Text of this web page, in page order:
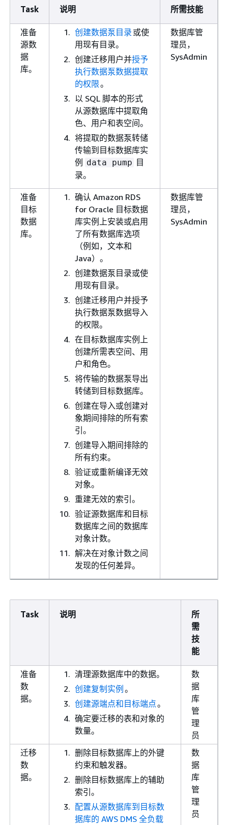
Task 说明 所需技能
准备
源数
据
库。
创建数据泵目录 或使
用现有目录。
创建迁移用户并授予
执行数据泵数据提取
的权限。
以 SQL 脚本的形式
从源数据库中提取角
色、用户和表空间。
将提取的数据泵转储
传输到目标数据库实
例
data pump 目
录。
数据库管
理员，
SysAdmin
准备
目标
数据
库。
确认 Amazon RDS
for Oracle 目标数据
库实例上安装或启用
了所有数据库选项
（例如，文本和
Java）。
创建数据泵目录或使
用现有目录。
创建迁移用户并授予
执行数据泵数据导入
的权限。
在目标数据库实例上
创建所需表空间、用
户和角色。
将传输的数据泵导出
转储到目标数据库。
创建在导入或创建对
象期间排除的所有索
引。
创建导入期间排除的
所有约束。
验证或重新编译无效
对象。
重建无效的索引。
验证源数据库和目标
数据库之间的数据库
对象计数。
解决在对象计数之间
发现的任何差异。
数据库管
理员，
SysAdmin
Task 说明
所
需
技
能
准备
数
据。
清理源数据库中的数据。
创建复制实例 。
创建源端点和目标端点。
确定要迁移的表和对象的
数量。
数
据
库
管
理
员
迁移
数
据。
删除目标数据库上的外键
约束和触发器。
删除目标数据库上的辅助
索引。
配置从源数据库到目标数
据库的 AWS DMS 全负载
数
据
库
管
理
员